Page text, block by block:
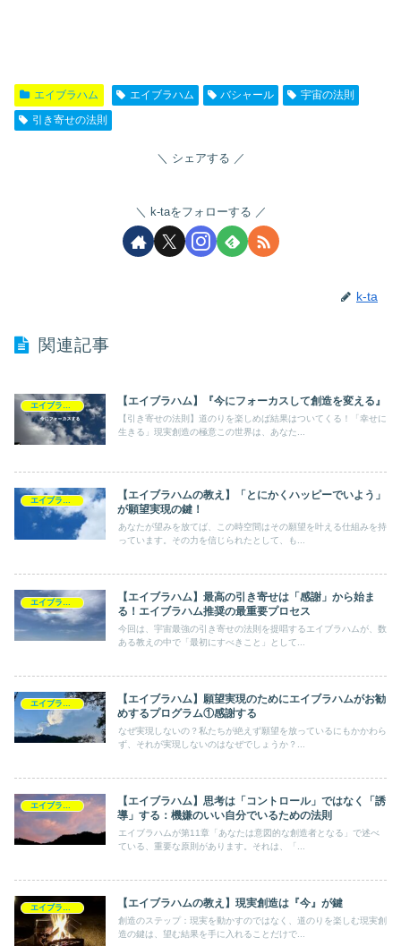
エイブラハム エイブラハム バシャール
宇宙の法則
引き寄せの法則
シェアする
k-taをフォローする
k-ta
関連記事
【エイブラハム】『今にフォーカスして創造を変える』
【引き寄せの法則】道のりを楽しめば結果はついてくる！「幸せに
生きる」現実創造の極意この世界は、あなた...
【エイブラハムの教え】「とにかくハッピーでいよう」
が願望実現の鍵！
あなたが望みを放てば、この時空間はその願望を叶える仕組みを持
っています。その力を信じられたとして、も...
【エイブラハム】最高の引き寄せは「感謝」から始ま
る！エイブラハム推奨の最重要プロセス
今回は、宇宙最強の引き寄せの法則を提唱するエイブラハムが、数
ある教えの中で「最初にすべきこと」として...
エイブラハム
【エイブラハム】願望実現のためにエイブラハムがお勧
めするプログラム①感謝する
なぜ実現しないの？私たちが絶えず願望を放っているにもかかわら
ず、それが実現しないのはなぜでしょうか？...
エイブラハム
【エイブラハム】思考は「コントロール」ではなく「誘
導」する：機嫌のいい自分でいるための法則
エイブラハムが第11章「あなたは意図的な創造者となる」で述べ
ている、重要な原則があります。それは、「...
エイブラハム 【エイブラハムの教え】現実創造は『今』が鍵
創造のステップ：現実を動かすのではなく、道のりを楽しむ現実創
造の鍵は、望む結果を手に入れることだけで...